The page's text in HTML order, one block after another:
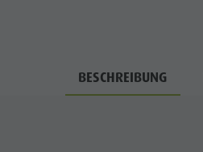
BESCHREIBUNG